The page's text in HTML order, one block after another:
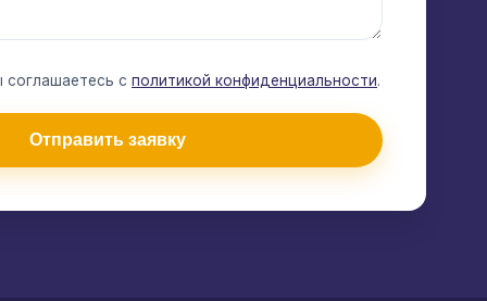
соглашаетесь с политикой конфиденциальности.
Отправить заявку